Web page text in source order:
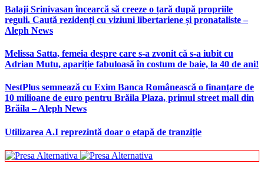
Balaji Srinivasan încearcă să creeze o țară după propriile
reguli. Caută rezidenți cu viziuni libertariene și pronataliste –
Aleph News
Melissa Satta, femeia despre care s-a zvonit că s-a iubit cu
Adrian Mutu, apariție fabuloasă în costum de baie, la 40 de ani!
NestPlus semnează cu Exim Banca Românească o finanțare de
10 milioane de euro pentru Brăila Plaza, primul street mall din
Brăila – Aleph News
Utilizarea A.I reprezintă doar o etapă de tranziție